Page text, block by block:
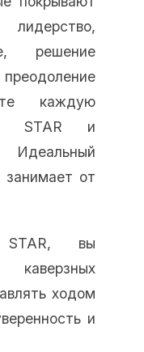
лидерство,
решение
каждую
STAR и
Идеальный
от
вы
каверзных
ходом
и